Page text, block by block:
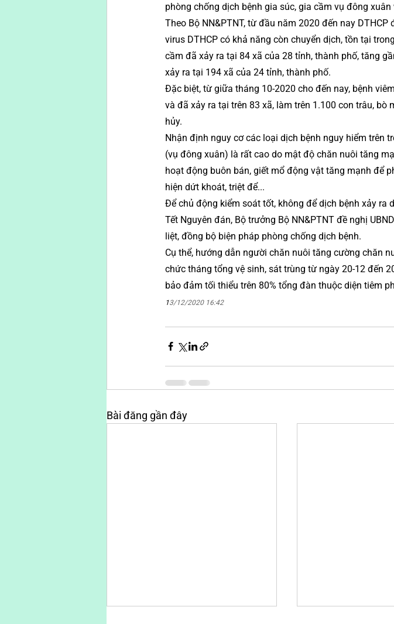
phòng chống dịch bệnh gia súc, gia cầm vụ đông
Theo Bộ NN&PTNT, từ đầu năm 2020 đến nay
virus DTHCP có khả năng còn chuyển dịch, tồn tại
cầm đã xảy ra tại 84 xã của 28 tỉnh, thành phố, tăng
xảy ra tại 194 xã của 24 tỉnh, thành phố.
Đặc biệt, từ giữa tháng 10-2020 cho đến nay, bệnh
và đã xảy ra tại trên 83 xã, làm trên 1.100 con trâu, bò
hủy.
Nhận định nguy cơ các loại dịch bệnh nguy hiểm trên
(vụ đông xuân) là rất cao do mật độ chăn nuôi tăng
hoạt động buôn bán, giết mổ động vật tăng mạnh để
hiện dứt khoát, triệt để...
Để chủ động kiểm soát tốt, không để dịch bệnh xảy ra
Tết Nguyên đán, Bộ trưởng Bộ NN&PTNT đề nghị
liệt, đồng bộ biện pháp phòng chống dịch bệnh.
Cụ thể, hướng dẫn người chăn nuôi tăng cường chăn
chức tháng tổng vệ sinh, sát trùng từ ngày 20-12 đến
bảo đảm tối thiểu trên 80% tổng đàn thuộc diện tiêm
13/12/2020 16:42
Bài đăng gần đây